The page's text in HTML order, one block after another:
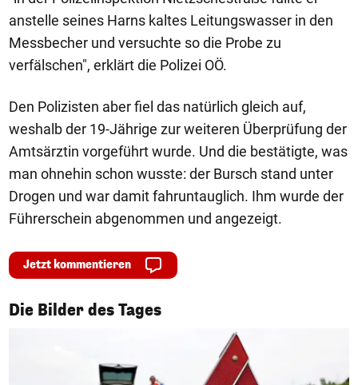
anstelle seines Harns kaltes Leitungswasser in den
Messbecher und versuchte so die Probe zu
verfälschen", erklärt die Polizei OÖ.
Den Polizisten aber fiel das natürlich gleich auf,
weshalb der 19-Jährige zur weiteren Überprüfung der
Amtsärztin vorgeführt wurde. Und die bestätigte, was
man ohnehin schon wusste: der Bursch stand unter
Drogen und war damit fahruntauglich. Ihm wurde der
Führerschein abgenommen und angezeigt.
Jetzt kommentieren
Die Bilder des Tages
1/50